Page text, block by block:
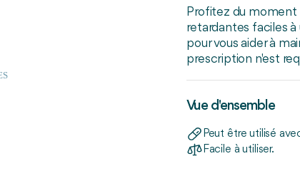
Profitez du
retardantes faciles
pour vous aider à
prescription n'est
Vue d'ensemble
Peut être utilisé
Facile à utiliser.